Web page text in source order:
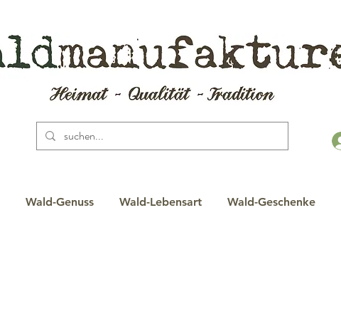
Wald-Genuss Wald-Lebensart Wald-Geschenke